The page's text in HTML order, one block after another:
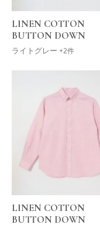
LINEN COTTON
BUTTON DOWN
ライトグレー +2件
LINEN COTTON
BUTTON DOWN